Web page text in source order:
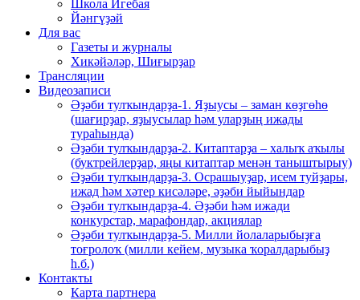
Школа Игебая
Йәнгүҙәй
Для вас
Газеты и журналы
Хикәйәләр, Шиғырҙар
Трансляции
Видеозаписи
Әҙәби тулҡындарҙа-1. Яҙыусы – заман көҙгөһө
(шағирҙар, яҙыусылар һәм уларҙың ижады
тураһында)
Әҙәби тулҡындарҙа-2. Китаптарҙа – халыҡ аҡылы
(буктрейлерҙар, яңы китаптар менән таныштырыу)
Әҙәби тулҡындарҙа-3. Осрашыуҙар, исем туйҙары,
ижад һәм хәтер кисәләре, әҙәби йыйындар
Әҙәби тулҡындарҙа-4. Әҙәби һәм ижади
конкурстар, марафондар, акциялар
Әҙәби тулҡындарҙа-5. Милли йолаларыбыҙға
тоғролоҡ (милли кейем, музыка ҡоралдарыбыҙ
һ.б.)
Контакты
Карта партнера